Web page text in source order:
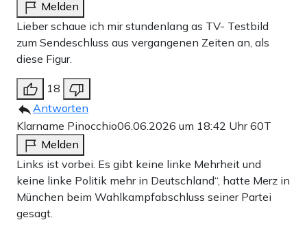
Melden
Lieber schaue ich mir stundenlang as TV- Testbild
zum Sendeschluss aus vergangenen Zeiten an, als
diese Figur.
18
Antworten
Klarname Pinocchio06.06.2026 um 18:42 Uhr60T
Melden
Links ist vorbei. Es gibt keine linke Mehrheit und
keine linke Politik mehr in Deutschland“, hatte Merz in
München beim Wahlkampfabschluss seiner Partei
gesagt.